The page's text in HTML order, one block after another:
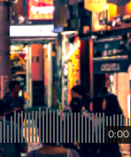
0:00